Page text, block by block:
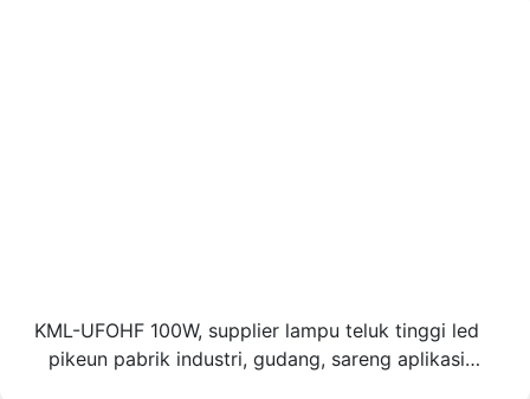
KML-UFOHF 100W, supplier lampu teluk tinggi led
pikeun pabrik industri, gudang, sareng aplikasi